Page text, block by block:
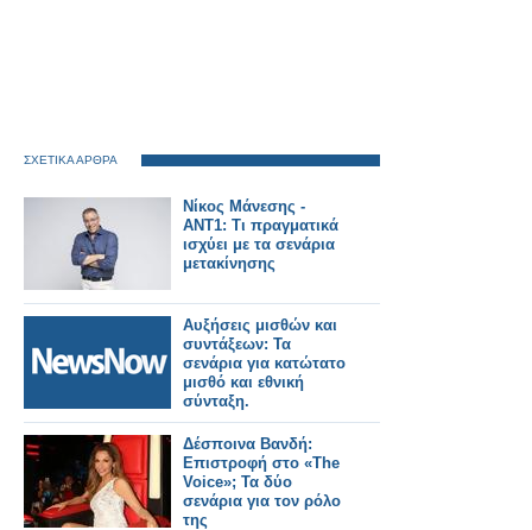
ΣΧΕΤΙΚΑ ΑΡΘΡΑ
Νίκος Μάνεσης -
ΑΝΤ1: Τι πραγματικά
ισχύει με τα σενάρια
μετακίνησης
Αυξήσεις μισθών και
συντάξεων: Τα
σενάρια για κατώτατο
μισθό και εθνική
σύνταξη.
Δέσποινα Βανδή:
Επιστροφή στο «The
Voice»; Τα δύο
σενάρια για τον ρόλο
της